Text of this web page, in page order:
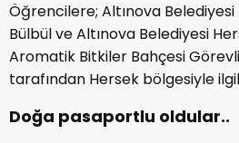
Öğrencilere; Altınova
Bülbül ve Altınova Belediyesi
Aromatik Bitkiler Bahçesi
tarafından Hersek bölgesiyle
Doğa pasaportlu oldular..